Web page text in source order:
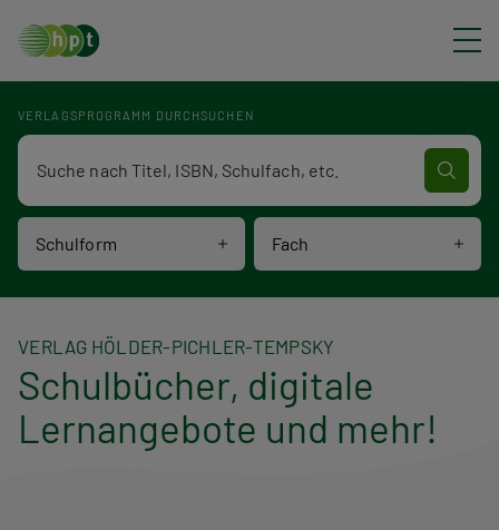
VERLAGSPROGRAMM DURCHSUCHEN
Schulform Fach
Verlagsprogramm Volltextsuche
VERLAG HÖLDER-PICHLER-TEMPSKY
Schulbücher, digitale
Lernangebote und mehr!